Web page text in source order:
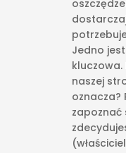
Jedno
naszej
oznacza?
zapoznać